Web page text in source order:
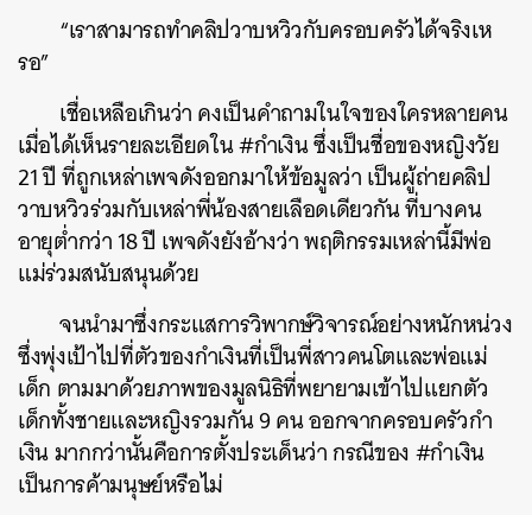
“เราสามารถทำคลิปวาบหวิวกับครอบครัวได้จริงเห
รอ”
เชื่อเหลือเกินว่า คงเป็นคำถามในใจของใครหลายคน
เมื่อได้เห็นรายละเอียดใน #กำเงิน ซึ่งเป็นชื่อของหญิงวัย
21 ปี ที่ถูกเหล่าเพจดังออกมาให้ข้อมูลว่า เป็นผู้ถ่ายคลิป
วาบหวิวร่วมกับเหล่าพี่น้องสายเลือดเดียวกัน ที่บางคน
อายุต่ำกว่า 18 ปี เพจดังยังอ้างว่า พฤติกรรมเหล่านี้มีพ่อ
แม่ร่วมสนับสนุนด้วย
จนนำมาซึ่งกระแสการวิพากษ์วิจารณ์อย่างหนักหน่วง
ซึ่งพุ่งเป้าไปที่ตัวของกำเงินที่เป็นพี่สาวคนโตและพ่อแม่
เด็ก ตามมาด้วยภาพของมูลนิธิที่พยายามเข้าไปแยกตัว
เด็กทั้งชายและหญิงรวมกัน 9 คน ออกจากครอบครัวกำ
เงิน มากกว่านั้นคือการตั้งประเด็นว่า กรณีของ #กำเงิน
เป็นการค้ามนุษย์หรือไม่